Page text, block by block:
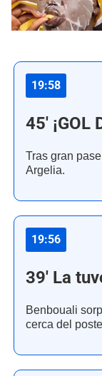
19:58
45' ¡GOL
Tras gran
Argelia.
19:56
39' La
Benbouali
cerca del